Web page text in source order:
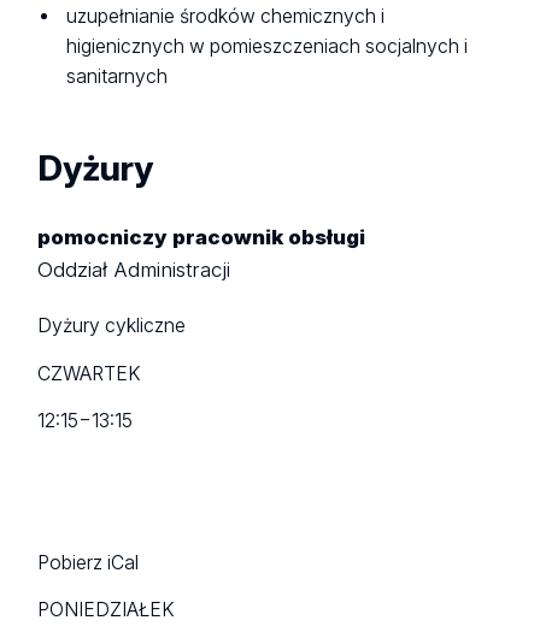
uzupełnianie środków chemicznych i
higienicznych w pomieszczeniach socjalnych i
sanitarnych
Dyżury
pomocniczy pracownik obsługi
Oddział Administracji
Dyżury cykliczne
CZWARTEK
12:15−13:15
Pobierz iCal
PONIEDZIAŁEK